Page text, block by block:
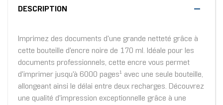
DESCRIPTION
Imprimez des documents d'une grande netteté grâce à
cette bouteille d'encre noire de 170 ml. Idéale pour les
documents professionnels, cette encre vous permet
d'imprimer jusqu'à 6000 pages¹ avec une seule bouteille,
allongeant ainsi le délai entre deux recharges. Découvrez
une qualité d'impression exceptionnelle grâce à une